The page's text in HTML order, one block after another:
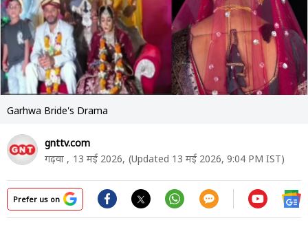
Garhwa Bride's Drama
gnttv.com
गढ़वा , 13 मई 2026, (Updated 13 मई 2026, 9:04 PM IST)
Prefer us on